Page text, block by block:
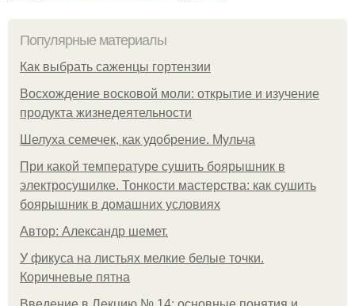
Популярные материалы
Как выбрать саженцы гортензии
Восхождение восковой моли: открытие и изучение
продукта жизнедеятельности
Шелуха семечек, как удобрение. Мульча
При какой температуре сушить боярышник в
электросушилке. Тонкости мастерства: как сушить
боярышник в домашних условиях
Автор: Александр шемет.
У фикуса на листьях мелкие белые точки.
Коричневые пятна